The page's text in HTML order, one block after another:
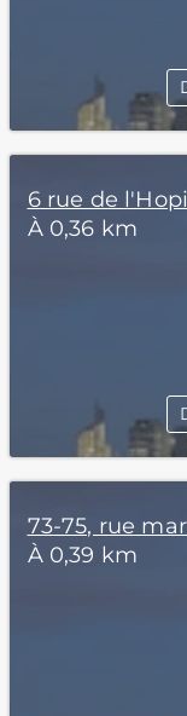
6 rue de
À 0,36 km
73-75, rue
À 0,39 km